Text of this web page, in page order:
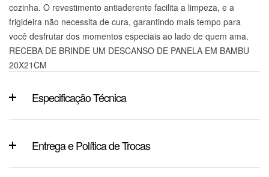
cozinha. O revestimento antiaderente facilita a limpeza, e a
frigideira não necessita de cura, garantindo mais tempo para
você desfrutar dos momentos especiais ao lado de quem ama.
RECEBA DE BRINDE UM DESCANSO DE PANELA EM BAMBU
20X21CM
Especificação Técnica
Entrega e Política de Trocas